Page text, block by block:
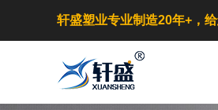
轩盛塑业专业制造20年+，